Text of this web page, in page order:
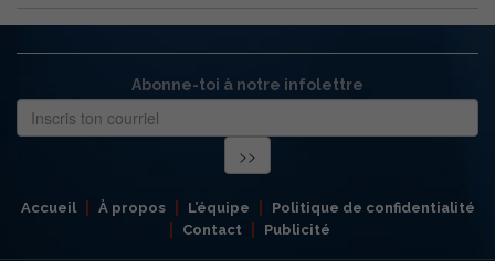
Abonne-toi à notre infolettre
Accueil À propos L’équipe
Politique de confidentialité
Contact
Publicité